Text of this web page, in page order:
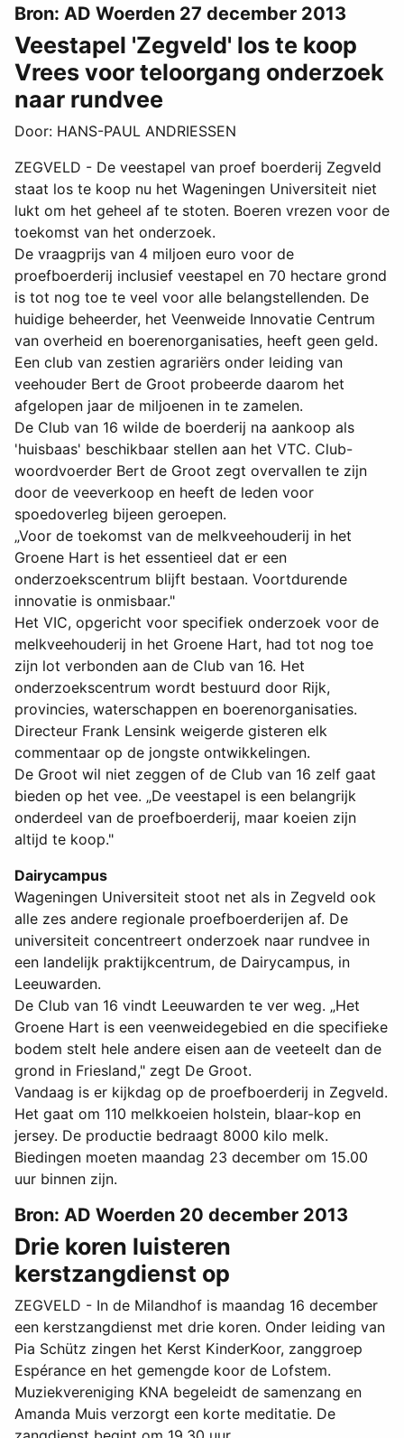
Bron: AD Woerden 27 december 2013
Veestapel 'Zegveld' los te koop
Vrees voor teloorgang onderzoek
naar rundvee
Door: HANS-PAUL ANDRIESSEN
ZEGVELD - De veestapel van proef boerderij Zegveld
staat los te koop nu het Wageningen Universiteit niet
lukt om het geheel af te stoten. Boeren vrezen voor de
toekomst van het onderzoek.
De vraagprijs van 4 miljoen euro voor de
proefboerderij inclusief veestapel en 70 hectare grond
is tot nog toe te veel voor alle belangstellenden. De
huidige beheerder, het Veenweide Innovatie Centrum
van overheid en boerenorganisaties, heeft geen geld.
Een club van zestien agrariërs onder leiding van
veehouder Bert de Groot probeerde daarom het
afgelopen jaar de miljoenen in te zamelen.
De Club van 16 wilde de boerderij na aankoop als
'huisbaas' beschikbaar stellen aan het VTC. Club-
woordvoerder Bert de Groot zegt overvallen te zijn
door de veeverkoop en heeft de leden voor
spoedoverleg bijeen geroepen.
„Voor de toekomst van de melkveehouderij in het
Groene Hart is het essentieel dat er een
onderzoekscentrum blijft bestaan. Voortdurende
innovatie is onmisbaar."
Het VIC, opgericht voor specifiek onderzoek voor de
melkveehouderij in het Groene Hart, had tot nog toe
zijn lot verbonden aan de Club van 16. Het
onderzoekscentrum wordt bestuurd door Rijk,
provincies, waterschappen en boerenorganisaties.
Directeur Frank Lensink weigerde gisteren elk
commentaar op de jongste ontwikkelingen.
De Groot wil niet zeggen of de Club van 16 zelf gaat
bieden op het vee. „De veestapel is een belangrijk
onderdeel van de proefboerderij, maar koeien zijn
altijd te koop."
Dairycampus
Wageningen Universiteit stoot net als in Zegveld ook
alle zes andere regionale proefboerderijen af. De
universiteit concentreert onderzoek naar rundvee in
een landelijk praktijkcentrum, de Dairycampus, in
Leeuwarden.
De Club van 16 vindt Leeuwarden te ver weg. „Het
Groene Hart is een veenweidegebied en die specifieke
bodem stelt hele andere eisen aan de veeteelt dan de
grond in Friesland," zegt De Groot.
Vandaag is er kijkdag op de proefboerderij in Zegveld.
Het gaat om 110 melkkoeien holstein, blaar-kop en
jersey. De productie bedraagt 8000 kilo melk.
Biedingen moeten maandag 23 december om 15.00
uur binnen zijn.
Bron: AD Woerden 20 december 2013
Drie koren luisteren
kerstzangdienst op
ZEGVELD - In de Milandhof is maandag 16 december
een kerstzangdienst met drie koren. Onder leiding van
Pia Schütz zingen het Kerst KinderKoor, zanggroep
Espérance en het gemengde koor de Lofstem.
Muziekvereniging KNA begeleidt de samenzang en
Amanda Muis verzorgt een korte meditatie. De